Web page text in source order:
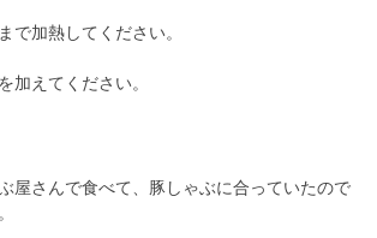
で加熱してください。
加えてください。
屋さんで食べて、豚しゃぶに合っていたので